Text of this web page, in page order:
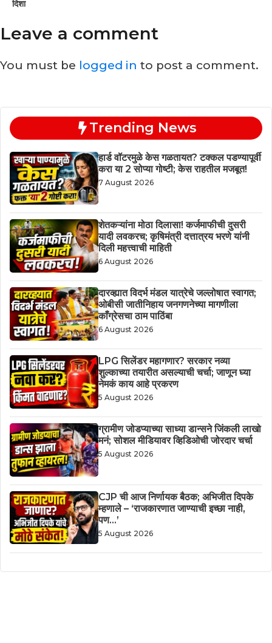
दिशा
Leave a comment
You must be logged in to post a comment.
Trending News
हार्ड वॉटरमुळे केस गळतायत? टक्कल पडण्यापूर्वी
करा या 2 सोप्या गोष्टी; केस राहतील मजबूत!
7 August 2026
शेतकऱ्यांना मोठा दिलासा! कर्जमाफीची दुसरी
यादी लवकरच; कृषिमंत्री दत्तात्रय भरणे यांनी
दिली महत्त्वाची माहिती
6 August 2026
दारव्ह्यात विदर्भ मंडल यात्रेचे जल्लोषात स्वागत;
ओबीसी जातीनिहाय जनगणनेच्या मागणीला
काँग्रेसचा ठाम पाठिंबा
6 August 2026
LPG सिलेंडर महागणार? सरकार नव्या
शुल्काच्या तयारीत असल्याची चर्चा; जाणून घ्या
नेमकं काय आहे प्रकरण
5 August 2026
ग्रामीण जोडप्याच्या साध्या डान्सने जिंकली लाखो
मनं; सोशल मीडियावर व्हिडिओची जोरदार चर्चा
5 August 2026
CJP ची आज निर्णायक बैठक; अभिजीत दिपके
म्हणाले – ‘राजकारणात जाण्याची इच्छा नाही,
पण…’
5 August 2026